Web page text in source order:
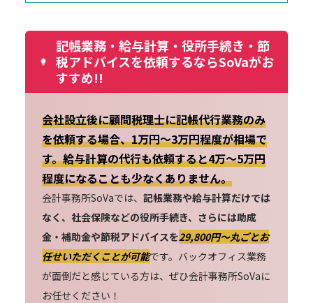
記帳業務・給与計算・役所手続き・節
税アドバイスを依頼するならSoVaがお
すすめ!!
会社設立後に顧問税理士に記帳代行業務のみ
を依頼する場合、1万円～3万円程度が相場で
す。給与計算の代行も依頼すると4万～5万円
程度になることも少なくありません。
会計事務所SoVaでは、 記帳業務や給与計算だけでは
なく、社会保険などの役所手続き、さらには助成
金・補助金や節税アドバイスを29,800円〜丸ごとお
任せいただくことが可能です。バックオフィス業務
が面倒だと感じている方は、ぜひ会計事務所SoVaに
お任せください！